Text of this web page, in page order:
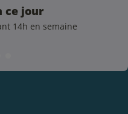
personnes sensibles
ce jour
14h en semaine